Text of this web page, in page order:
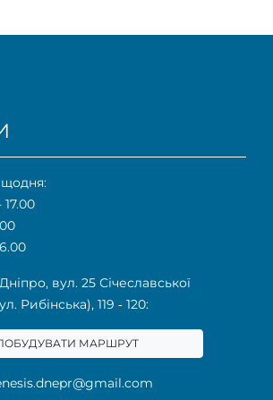
вул. 25 Січеславської
Рибінська), 119 ‑ 120:
МАРШРУТ